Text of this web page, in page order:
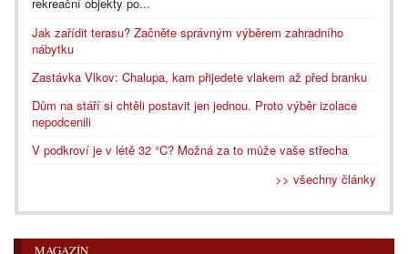
Jak zařídit terasu? Začněte správným výběrem zahradního
nábytku
Zastávka Vlkov: Chalupa, kam přijedete vlakem až před branku
Dům na stáří si chtěli postavit jen jednou. Proto výběr izolace
nepodcenili
V podkroví je v létě 32 °C? Možná za to může vaše střecha
>> všechny články
MAGAZÍN